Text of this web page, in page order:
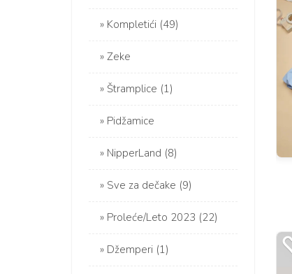
Kompletići (49)
Zeke
Štramplice (1)
Pidžamice
NipperLand (8)
Sve za dečake (9)
Proleće/Leto 2023 (22)
Džemperi (1)